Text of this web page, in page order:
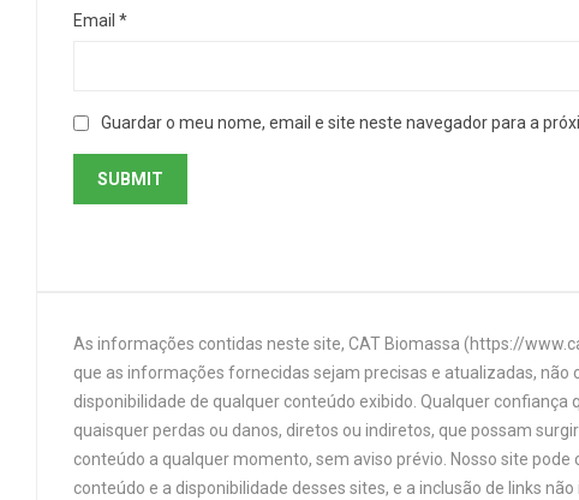
Email *
Guardar o meu nome, email e site neste navegador para a
As informações contidas neste site, CAT Biomassa (https://
que as informações fornecidas sejam precisas e atualizadas,
disponibilidade de qualquer conteúdo exibido. Qualquer
quaisquer perdas ou danos, diretos ou indiretos, que possam
conteúdo a qualquer momento, sem aviso prévio. Nosso site
conteúdo e a disponibilidade desses sites, e a inclusão de links